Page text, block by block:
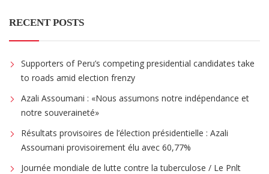
RECENT POSTS
Supporters of Peru’s competing presidential candidates take
to roads amid election frenzy
Azali Assoumani : «Nous assumons notre indépendance et
notre souveraineté»
Résultats provisoires de l’élection présidentielle : Azali
Assoumani provisoirement élu avec 60,77%
Journée mondiale de lutte contre la tuberculose / Le Pnlt